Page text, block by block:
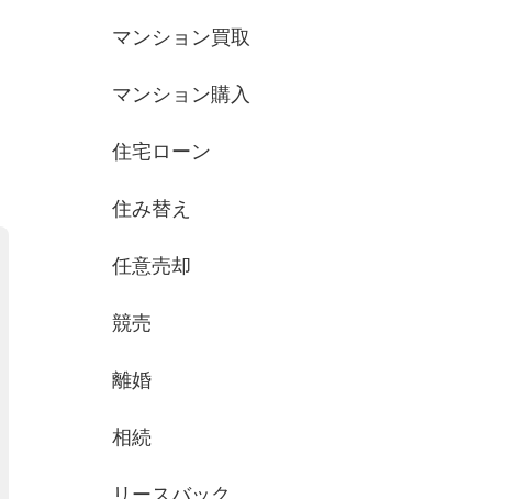
マンション買取
マンション購入
住宅ローン
住み替え
任意売却
競売
離婚
相続